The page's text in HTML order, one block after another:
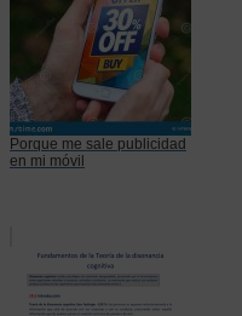
Porque me sale publicidad
en mi móvil